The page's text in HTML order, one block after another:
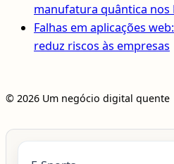
manufatura quântica nos
Falhas em aplicações
reduz riscos às empresas
© 2026 Um negócio digital quente